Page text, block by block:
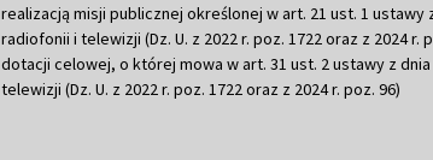
realizacją misji publicznej określonej w art. 21 ust. 1 ustawy
radiofonii i telewizji (Dz. U. z 2022 r. poz. 1722 oraz z 2024
dotacji celowej, o której mowa w art. 31 ust. 2 ustawy z
telewizji (Dz. U. z 2022 r. poz. 1722 oraz z 2024 r. poz. 96)